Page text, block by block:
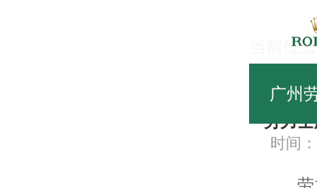
广州
当前位
常
劳力
时间